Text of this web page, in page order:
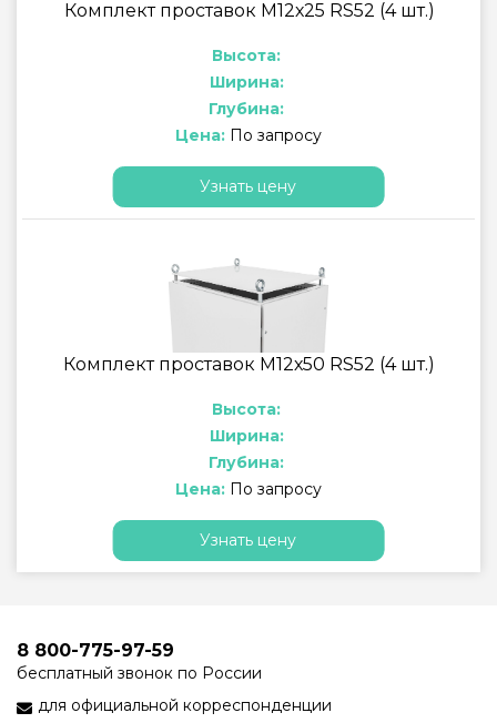
Комплект проставок М12х25 RS52 (4 шт.)
Высота:
Ширина:
Глубина:
Цена: По запросу
Узнать цену
Комплект проставок М12х50 RS52 (4 шт.)
Высота:
Ширина:
Глубина:
Цена: По запросу
Узнать цену
8 800-775-97-59
бесплатный звонок по России
для официальной корреспонденции